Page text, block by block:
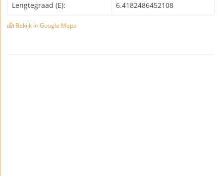
Lengtegraad (E): 6.4182486452108
Bekijk in Google Maps